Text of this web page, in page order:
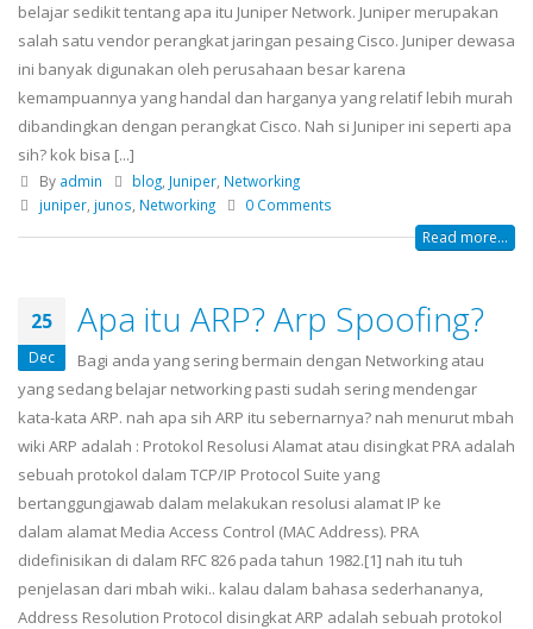
belajar sedikit tentang apa itu Juniper Network. Juniper merupakan
salah satu vendor perangkat jaringan pesaing Cisco. Juniper dewasa
ini banyak digunakan oleh perusahaan besar karena
kemampuannya yang handal dan harganya yang relatif lebih murah
dibandingkan dengan perangkat Cisco. Nah si Juniper ini seperti apa
sih? kok bisa [...]
By admin blog Juniper Networking
juniper, junos Networking 0 Comments
Read more...
25
Dec
Apa itu ARP? Arp Spoofing?
Bagi anda yang sering bermain dengan Networking atau
yang sedang belajar networking pasti sudah sering mendengar
kata-kata ARP. nah apa sih ARP itu sebernarnya? nah menurut mbah
wiki ARP adalah : Protokol Resolusi Alamat atau disingkat PRA adalah
sebuah protokol dalam TCP/IP Protocol Suite yang
bertanggungjawab dalam melakukan resolusi alamat IP ke
dalam alamat Media Access Control (MAC Address). PRA
didefinisikan di dalam RFC 826 pada tahun 1982.[1] nah itu tuh
penjelasan dari mbah wiki.. kalau dalam bahasa sederhananya,
Address Resolution Protocol disingkat ARP adalah sebuah protokol